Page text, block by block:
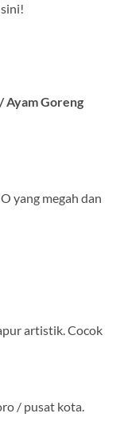
Ayam Goreng
yang megah dan
artistik. Cocok
/ pusat kota.